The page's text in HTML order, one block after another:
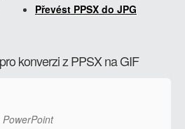
Převést PPSX do JPG
konverzi z PPSX na GIF